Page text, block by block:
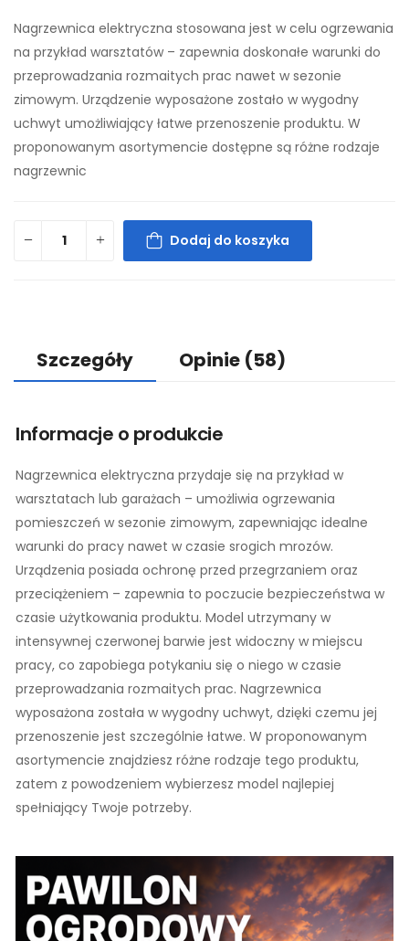
Nagrzewnica elektryczna stosowana jest w celu ogrzewania
na przykład warsztatów – zapewnia doskonałe warunki do
przeprowadzania rozmaitych prac nawet w sezonie
zimowym. Urządzenie wyposażone zostało w wygodny
uchwyt umożliwiający łatwe przenoszenie produktu. W
proponowanym asortymencie dostępne są różne rodzaje
nagrzewnic
Dodaj do koszyka
Szczegóły Opinie (58)
Informacje o produkcie
Nagrzewnica elektryczna przydaje się na przykład w
warsztatach lub garażach – umożliwia ogrzewania
pomieszczeń w sezonie zimowym, zapewniając idealne
warunki do pracy nawet w czasie srogich mrozów.
Urządzenia posiada ochronę przed przegrzaniem oraz
przeciążeniem – zapewnia to poczucie bezpieczeństwa w
czasie użytkowania produktu. Model utrzymany w
intensywnej czerwonej barwie jest widoczny w miejscu
pracy, co zapobiega potykaniu się o niego w czasie
przeprowadzania rozmaitych prac. Nagrzewnica
wyposażona została w wygodny uchwyt, dzięki czemu jej
przenoszenie jest szczególnie łatwe. W proponowanym
asortymencie znajdziesz różne rodzaje tego produktu,
zatem z powodzeniem wybierzesz model najlepiej
spełniający Twoje potrzeby.